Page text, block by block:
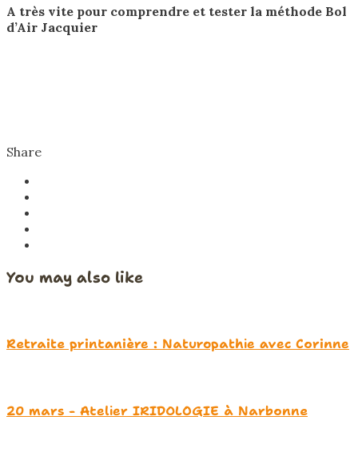
A très vite pour comprendre et tester la méthode Bol
d’Air Jacquier
Share
You may also like
Retraite printanière : Naturopathie avec Corinne
20 mars - Atelier IRIDOLOGIE à Narbonne